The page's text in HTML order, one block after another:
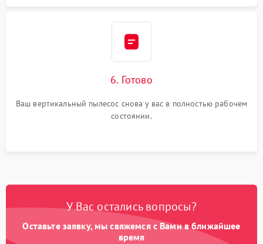
6. Готово
Ваш вертикальный пылесос снова у вас в полностью рабочем
состоянии.
У Вас остались вопросы?
Оставьте заявку, мы свяжемся с Вами в ближайшее
время